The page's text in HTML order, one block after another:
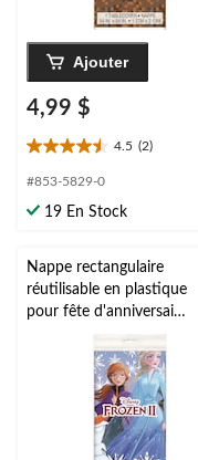
Ajouter
4,99 $
4.5 (2)
4.5
étoile(s)
5.
évaluations
#853-5829-0
19 En Stock
Nappe rectangulaire
réutilisable en plastique
pour fête d'anniversaire
Disney La Reine des
neiges, bleu, 54 x 96 po